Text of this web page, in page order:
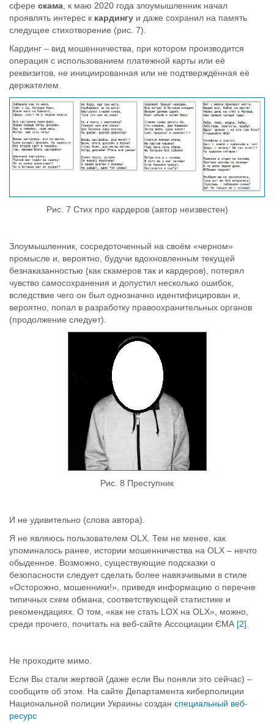
сфере скама , к маю 2020 года злоумышленник начал
проявлять интерес к кардингу и даже сохранил на память
следущее стихотворение (рис. 7).
Кардинг – вид мошенничества, при котором производится
операция с использованием платежной карты или её
реквизитов, не инициированная или не подтверждённая её
держателем.
Рис. 7 Стих про кардеров (автор неизвестен)
Злоумышленник, сосредоточенный на своём «черном»
промысле и, вероятно, будучи вдохновленным текущей
безнаказанностью (как скамеров так и кардеров), потерял
чувство самосохранения и допустил несколько ошибок,
вследствие чего он был однозначно идентифицирован и,
вероятно, попал в разработку правоохранительных органов
(продолжение следует).
Рис. 8 Преступник
И не удивительно (слова автора).
Я не являюсь пользователем OLX. Тем не менее, как
упоминалось ранее, истории мошенничества на OLX – нечто
обыденное. Возможно, существующие подсказки о
безопасности следует сделать более навязчивыми в стиле
«Осторожно, мошенники!», приведя информацию о перечне
типичных схем обмана, соответствующей статистике и
рекомендациях. О том, «как не стать LOX на OLX», можно,
среди прочего, почитать на веб-сайте Ассоциации ЄМА [2]
Не проходите мимо.
Если Вы стали жертвой (даже если Вы поняли это сейчас) –
сообщите об этом. На сайте Департамента киберполиции
Национальной полиции Украины создан специальный веб-
ресурс